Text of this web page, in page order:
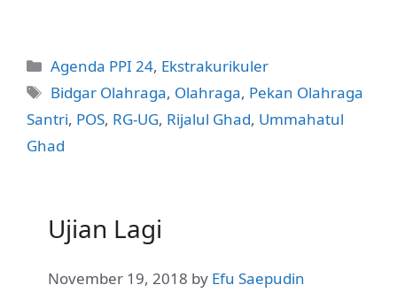
Categories
Agenda PPI 24, Ekstrakurikuler
Tags
Bidgar Olahraga, Olahraga, Pekan Olahraga
Santri, POS, RG-UG, Rijalul Ghad, Ummahatul
Ghad
Ujian Lagi
November 19, 2018 by Efu Saepudin